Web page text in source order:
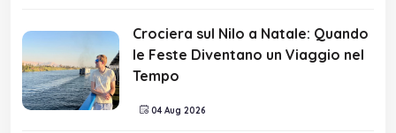
Crociera sul Nilo a Natale: Quando
le Feste Diventano un Viaggio nel
Tempo
04 Aug 2026